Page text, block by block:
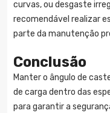
curvas, ou desgaste
recomendável realizar
parte da manutenção
Conclusão
Manter o ângulo de
de carga dentro das
para garantir a